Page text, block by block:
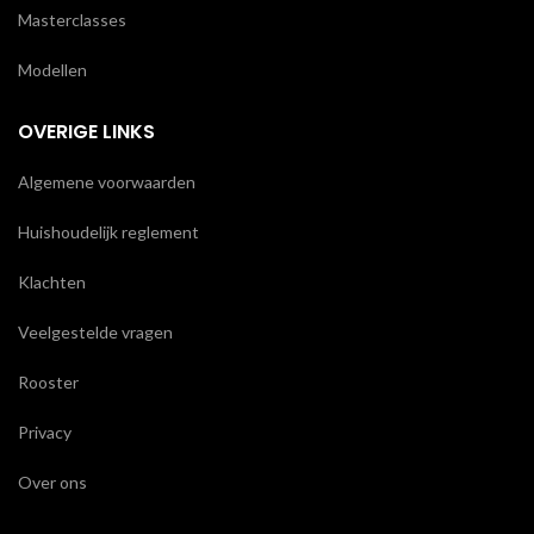
Masterclasses
Modellen
OVERIGE LINKS
Algemene voorwaarden
Huishoudelijk reglement
Klachten
Veelgestelde vragen
Rooster
Privacy
Over ons